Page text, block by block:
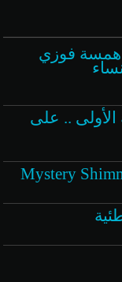
همسة فوزي
.. على